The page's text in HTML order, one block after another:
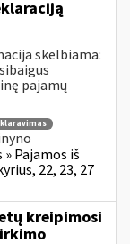
skelbiama:
pajamų
Pajamos iš
22, 23, 27
kreipimosi